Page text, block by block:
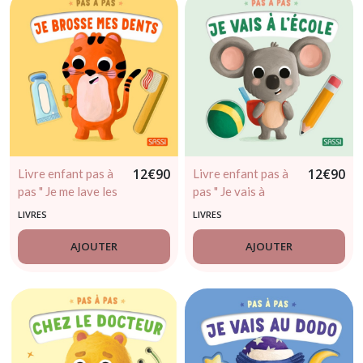
Livre enfant pas à
pas " Je me lave les
dents "
12€90
LIVRES
AJOUTER
Livre enfant pas à
pas " Je vais à
l’école "
12€90
LIVRES
AJOUTER